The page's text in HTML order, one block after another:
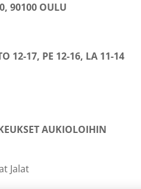
90100 OULU
12-17, PE 12-16, LA 11-14
AUKIOLOIHIN
Jalat